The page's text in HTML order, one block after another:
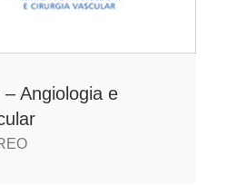
Angiologia e